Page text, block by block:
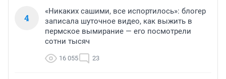
4
«Никаких сашими, все испортилось»: блогер
записала шуточное видео, как выжить в
пермское вымирание — его посмотрели
сотни тысяч
16 055 23